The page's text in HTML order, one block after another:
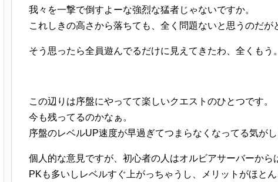
我々を一撃で倒すよーな強烈な猛者じゃないですか。
これしきの高さから落ちても、全く問題ないと思うのだが
そう思ったら全員遊んでるだけに見えてきたわ、全くもう。
この辺りは序盤にやってて楽しいクエストのひとつです。
今も残ってるのかなぁ。
序盤のレベルUP速度が早過ぎてつまらなくなってる気がし
個人的な意見ですが、初心者の人はオルビアサーバーから
PKも多いしレベルすぐ上がっちゃうし、メリットがほとん